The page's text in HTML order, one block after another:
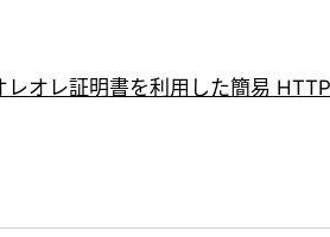
オレ証明書を利用した簡易